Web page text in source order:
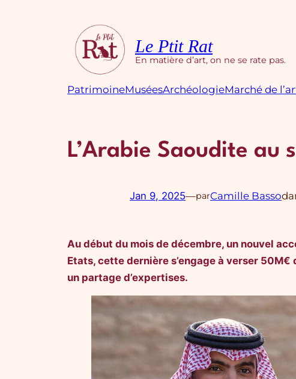
Le Ptit Rat
En matière d’art, on ne se rate pas.
PatrimoineMuséesArchéologieMarché de
L’Arabie Saoudite au
Jan 9, 2025—parCamille Basso
Au début du mois de décembre, un nouvel
Etats, cette dernière s’engage à verser
un partage d’expertises.